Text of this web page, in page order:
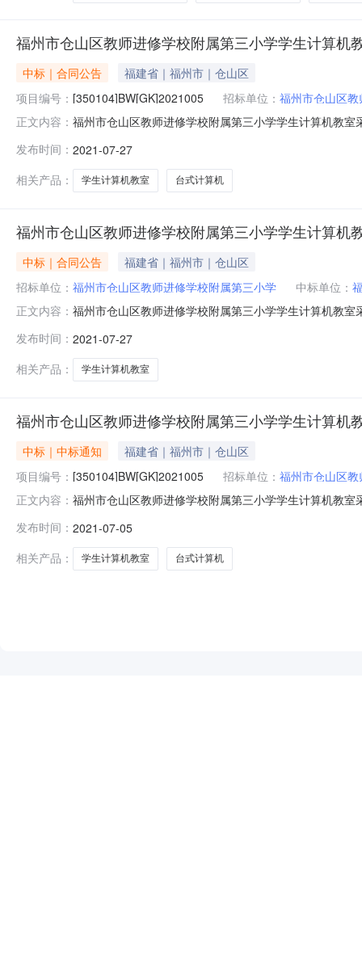
福州市仓山区教师进修学校附属第三小学学生计算机
中标｜合同公告
福建省｜福州市｜仓山区
项目编号： [350104]BW[GK]2021005 招标单位： 福州市仓山区
正文内容： 福州市仓山区教师进修学校附属第三小学学生计算机教
通过友好协商进行约定。甲方：福州市仓山区教师进修
属第三小学学生计算机教室采购
发布时间： 2021-07-27
相关产品：
学生计算机教室 台式计算机
福州市仓山区教师进修学校附属第三小学学生计算机
中标｜合同公告
福建省｜福州市｜仓山区
招标单位： 福州市仓山区教师进修学校附属第三小学 中标单位：
正文内容： 福州市仓山区教师进修学校附属第三小学学生计算机教
发布时间： 2021-07-27
相关产品：
学生计算机教室
福州市仓山区教师进修学校附属第三小学学生计算机
中标｜中标通知
福建省｜福州市｜仓山区
项目编号： [350104]BW[GK]2021005 招标单位： 福州市仓山区
正文内容： 福州市仓山区教师进修学校附属第三小学学生计算机教
[350104]BW[GK]2021005-1包1供应商名称供应商地址
发布时间： 2021-07-05
相关产品：
学生计算机教室 台式计算机